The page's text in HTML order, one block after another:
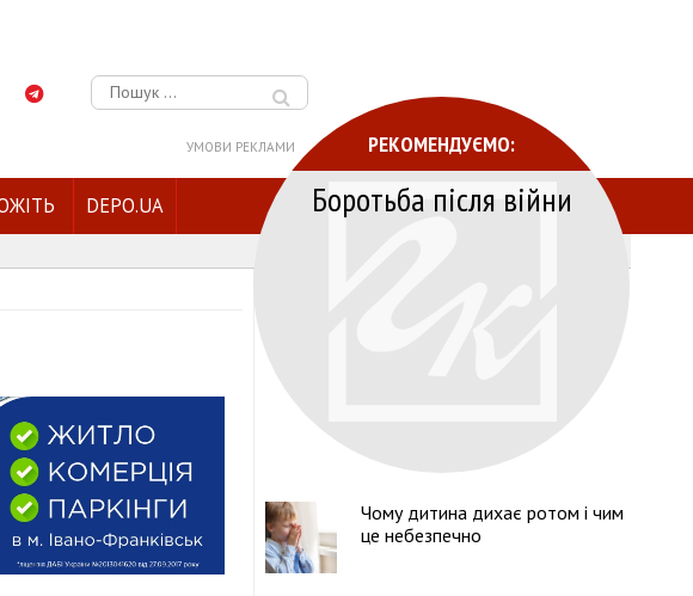
Пошук:
УМОВИ РЕКЛАМИ
DEPO.UA
РЕКОМЕНДУЄМО:
Боротьба після війни
Чому дитина дихає ротом і чим
це небезпечно